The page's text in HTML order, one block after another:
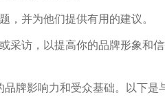
，并为他们提供有用的建议。
采访，以提高你的品牌形象和信
牌影响力和受众基础。以下是